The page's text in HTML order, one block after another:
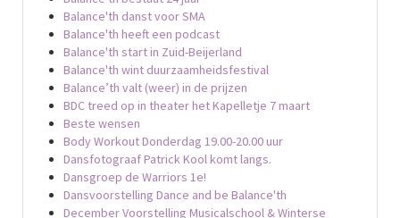
Balance'th danst voor SMA
Balance'th heeft een podcast
Balance'th start in Zuid-Beijerland
Balance'th wint duurzaamheidsfestival
Balance’th valt (weer) in de prijzen
BDC treed op in theater het Kapelletje 7 maart
Beste wensen
Body Workout Donderdag 19.00-20.00 uur
Dansfotograaf Patrick Kool komt langs.
Dansgroep de Warriors 1e!
Dansvoorstelling Dance and be Balance'th
December Voorstelling Musicalschool & Winterse